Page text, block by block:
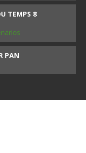
TEMPS 8
PAN